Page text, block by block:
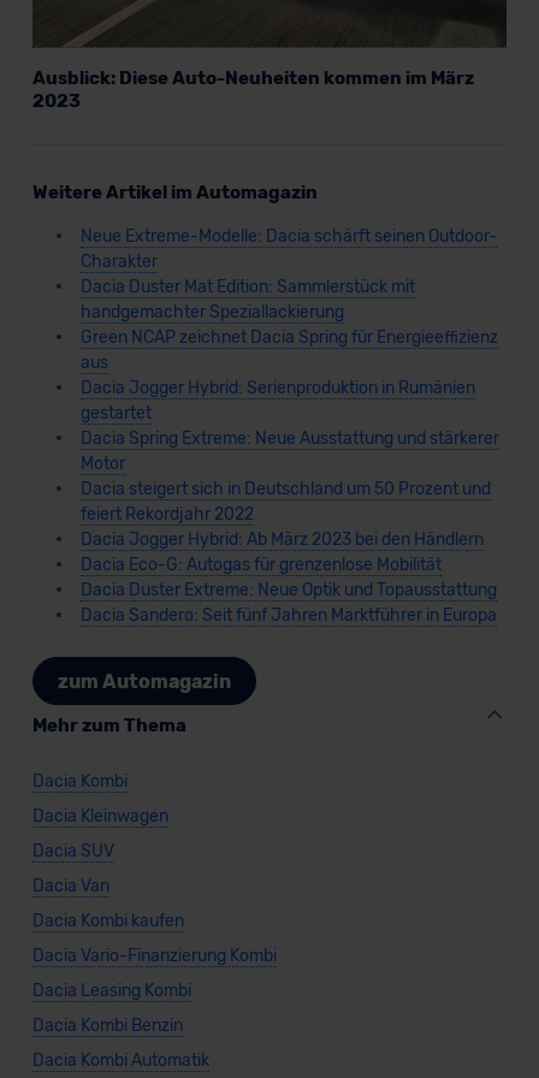
Ausblick: Diese Auto-Neuheiten kommen im März
2023
Weitere Artikel im Automagazin
Neue Extreme-Modelle: Dacia schärft seinen Outdoor-
Charakter
Dacia Duster Mat Edition: Sammlerstück mit
handgemachter Speziallackierung
Green NCAP zeichnet Dacia Spring für Energieeffizienz
aus
Dacia Jogger Hybrid: Serienproduktion in Rumänien
gestartet
Dacia Spring Extreme: Neue Ausstattung und stärkerer
Motor
Dacia steigert sich in Deutschland um 50 Prozent und
feiert Rekordjahr 2022
Dacia Jogger Hybrid: Ab März 2023 bei den Händlern
Dacia Eco-G: Autogas für grenzenlose Mobilität
Dacia Duster Extreme: Neue Optik und Topausstattung
Dacia Sandero: Seit fünf Jahren Marktführer in Europa
zum Automagazin
Mehr zum Thema
Dacia Kombi
Dacia Kleinwagen
Dacia SUV
Dacia Van
Dacia Kombi kaufen
Dacia Vario-Finanzierung Kombi
Dacia Leasing Kombi
Dacia Kombi Benzin
Dacia Kombi Automatik